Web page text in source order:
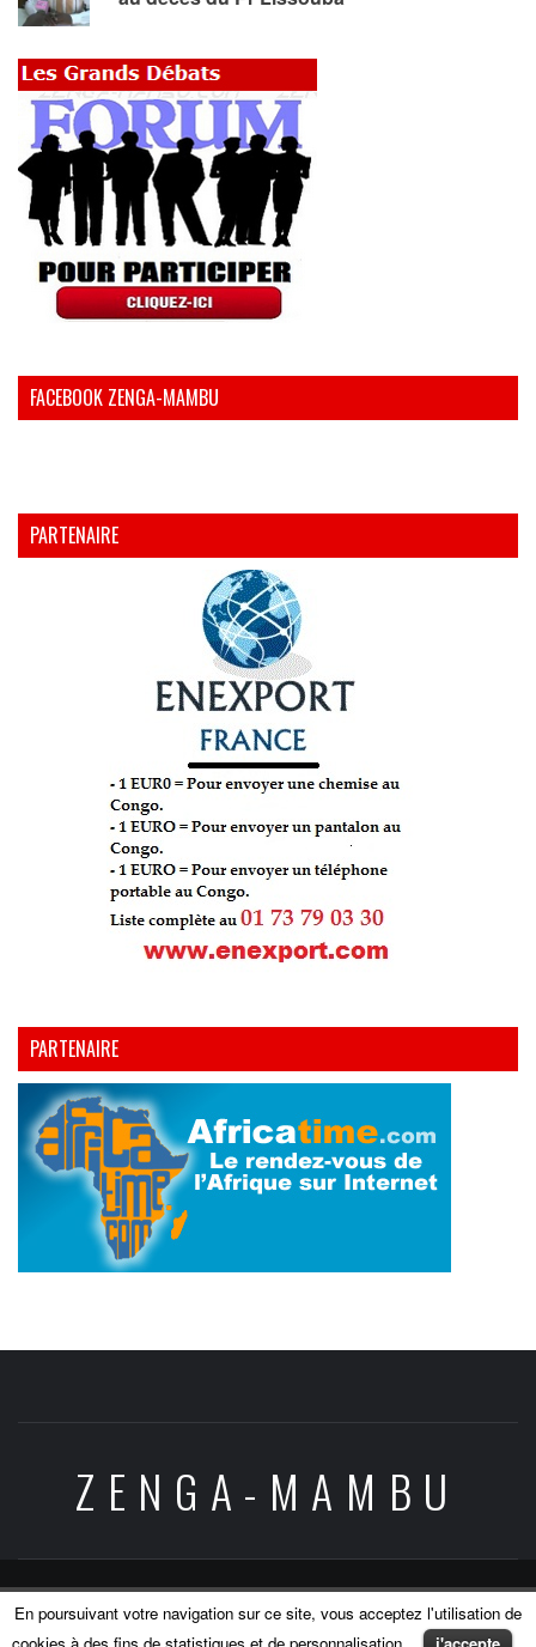
FACEBOOK ZENGA-MAMBU
PARTENAIRE
PARTENAIRE
ZENGA-MAMBU
Copyright © All rights reserved.|Theme:Elegant
MagazinebyAF themes.
En poursuivant votre navigation sur ce site, vous acceptez l'utilisation de